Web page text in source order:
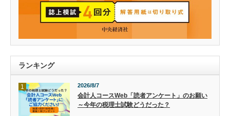
ランキング
1 2026/8/7
会計人コースWeb「読者アンケート」のお願い
～今年の税理士試験どうだった？